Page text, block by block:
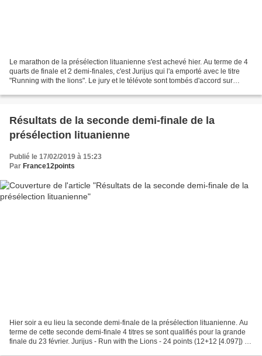
Le marathon de la présélection lituanienne s'est achevé hier. Au terme de 4
quarts de finale et 2 demi-finales, c'est Jurijus qui l'a emporté avec le titre
"Running with the lions". Le jury et le télévote sont tombés d'accord sur
Résultats de la seconde demi-finale de la
présélection lituanienne
Publié le 17/02/2019 à 15:23
Par France12points
Hier soir a eu lieu la seconde demi-finale de la présélection lituanienne. Au
terme de cette seconde demi-finale 4 titres se sont qualifiés pour la grande
finale du 23 février. Jurijus - Run with the Lions - 24 points (12+12 [4.097]) -